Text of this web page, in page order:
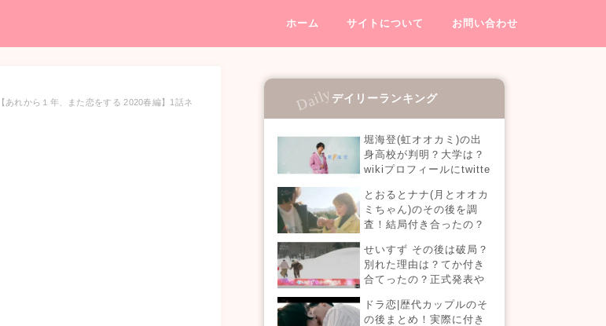
ホーム サイトについて お問い合わせ
【あれから１年、また恋をする 2020春編】1話ネ
デイリーランキング
堀海登(虹オオカミ)の出
身高校が判明？大学は？
wikiプロフィールにtwitte
オカミには騙されない】
とおるとナナ(月とオオカ
ミちゃん)のその後を調
査！結局付き合ったの？
せいすず その後は破局？
別れた理由は？てか付き
合てったの？正式発表や
ドラ恋|歴代カップルのそ
の後まとめ！実際に付き